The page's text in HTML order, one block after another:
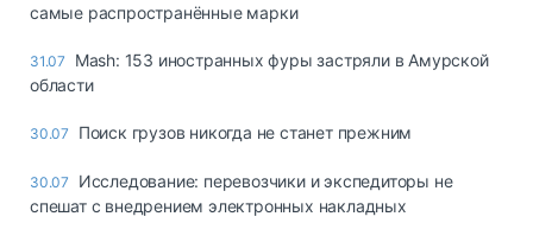
самые распространённые марки
31.07
Mash: 153 иностранных фуры застряли в Амурской
области
30.07 Поиск грузов никогда не станет прежним
30.07
Исследование: перевозчики и экспедиторы не
спешат с внедрением электронных накладных